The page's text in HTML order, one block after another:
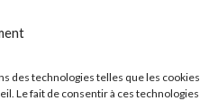
des technologies telles que les cookies
Le fait de consentir à ces technologies